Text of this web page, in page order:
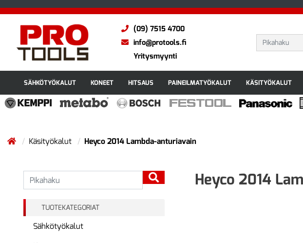
(09) 7515 4700
info@protools.fi
Yritysmyynti
SÄHKÖTYÖKALUT KONEET HITSAUS PAINEILMATYÖKALUT KÄSITYÖKALUT
Käsityökalut Heyco 2014 Lambda-anturiavain
TUOTEKATEGORIAT
Sähkötyökalut
Heyco 2014